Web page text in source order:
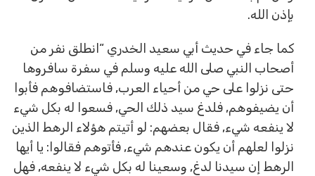
بإذن الله.
كما جاء في حديث أبي سعيد الخدري “انطلق نفر من
أصحاب النبي صلى الله عليه وسلم في سفرة سافروها
حتى نزلوا على حي من أحياء العرب, فاستضافوهم فأبوا
أن يضيفوهم, فلدغ سيد ذلك الحي, فسعوا له بكل شيء
لا ينفعه شيء, فقال بعضهم: لو أتيتم هؤلاء الرهط الذين
نزلوا لعلهم أن يكون عندهم شيء, فأتوهم فقالوا: يا أيها
الرهط إن سيدنا لدغ, وسعينا له بكل شيء لا ينفعه, فهل